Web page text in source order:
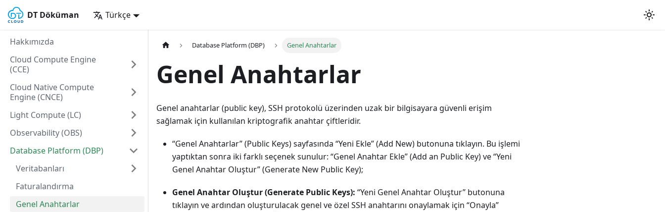
DT Döküman Türkçe
Hakkımızda
Cloud Compute Engine
(CCE)
Cloud Native Compute
Engine (CNCE)
Light Compute (LC)
Observability (OBS)
Database Platform (DBP)
Veritabanları
Faturalandırma
Genel Anahtarlar
Database Platform (DBP) Genel Anahtarlar
Genel Anahtarlar
Genel anahtarlar (public key), SSH protokolü üzerinden uzak bir bilgisayara güvenli erişim
sağlamak için kullanılan kriptografik anahtar çiftleridir.
“Genel Anahtarlar” (Public Keys) sayfasında “Yeni Ekle” (Add New) butonuna tıklayın. Bu işlemi
yaptıktan sonra iki farklı seçenek sunulur: “Genel Anahtar Ekle” (Add an Public Key) ve “Yeni
Genel Anahtar Oluştur” (Generate New Public Key);
Genel Anahtar Oluştur (Generate Public Keys): “Yeni Genel Anahtar Oluştur” butonuna
tıklayın ve ardından oluşturulacak genel ve özel SSH anahtarını onaylamak için “Onayla”